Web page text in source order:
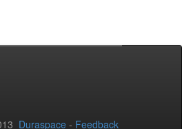
Duraspace - Feedback